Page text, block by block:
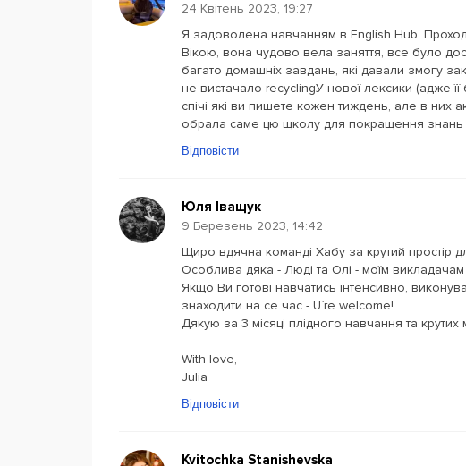
24 Квітень 2023, 19:27
Я задоволена навчанням в English Hub.
Вікою, вона чудово вела заняття, все було
багато домашніх завдань, які давали змогу
не вистачало recyclingУ нової лексики (адже її
спічі які ви пишете кожен тиждень, але в
обрала саме цю щколу для покращення знань
Відповісти
Юля Іващук
9 Березень 2023, 14:42
Щиро вдячна команді Хабу за крутий простір
Особлива дяка - Люді та Олі - моїм
Якщо Ви готові навчатись інтенсивно,
знаходити на се час - U`re welcome!
Дякую за 3 місяці плідного навчання та крутих
With love,
Julia
Відповісти
Kvitochka Stanishevska